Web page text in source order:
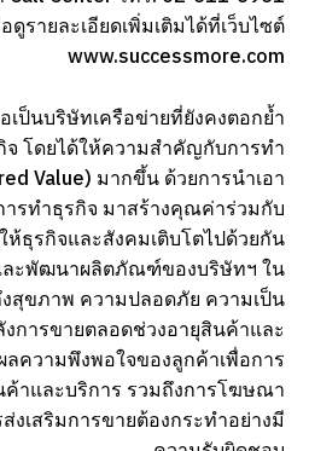
ดูรายละเอียดเพิ่มเติมได้ที่เว็บไซต์
www.successmore.com
ป็นบริษัทเครือข่ายที่ยังคงตอกย้ำ
จ โดยได้ให้ความสำคัญกับการทำ
Value) มากขึ้น ด้วยการนำเอา
รทำธุรกิจ มาสร้างคุณค่าร่วมกับ
ธุรกิจและสังคมเติบโตไปด้วยกัน
ละพัฒนาผลิตภัณฑ์ของบริษัทฯ ใน
ขภาพ ความปลอดภัย ความเป็น
การขายตลอดช่วงอายุสินค้าและ
ความพึงพอใจของลูกค้าเพื่อการ
าและบริการ รวมถึงการโฆษณา
เสริมการขายต้องกระทำอย่างมี